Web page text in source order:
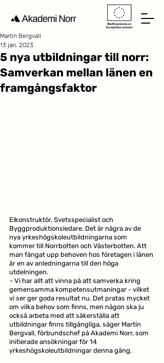
5 nya utbildningar till norr:
Samverkan mellan länen en
framgångsfaktor
Martin Bergvall
13 jan. 2023
Elkonstruktör, Svetsspecialist och
Byggproduktionsledare. Det är några av de
nya yrkeshögskoleutbildningarna som
kommer till Norrbotten och Västerbotten. Att
man fångat upp behoven hos företagen i länen
är en av anledningarna till den höga
utdelningen.
– Vi har allt att vinna på att samverka kring
gemensamma kompetensutmaningar - vilket
vi ser ger goda resultat nu. Det pratas mycket
om vilka behov som finns, men någon ska ju
också arbeta med att säkerställa att
utbildningar finns tillgängliga, säger Martin
Bergvall, förbundschef på Akademi Norr, som
initierade ansökningar för 14
yrkeshögskoleutbildningar denna gång.